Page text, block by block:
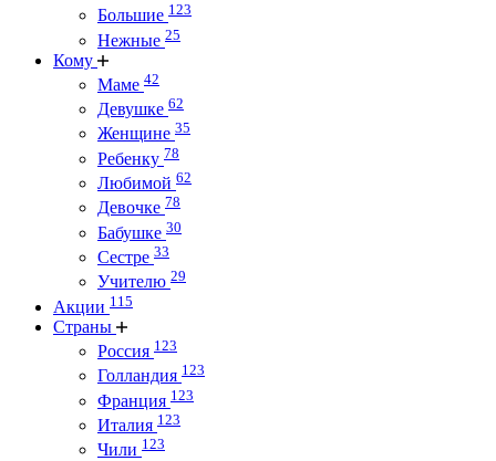
Большие 123
Нежные 25
Кому
Маме 42
Девушке 62
Женщине 35
Ребенку 78
Любимой 62
Девочке 78
Бабушке 30
Сестре 33
Учителю 29
Акции 115
Страны
Россия 123
Голландия 123
Франция 123
Италия 123
Чили 123